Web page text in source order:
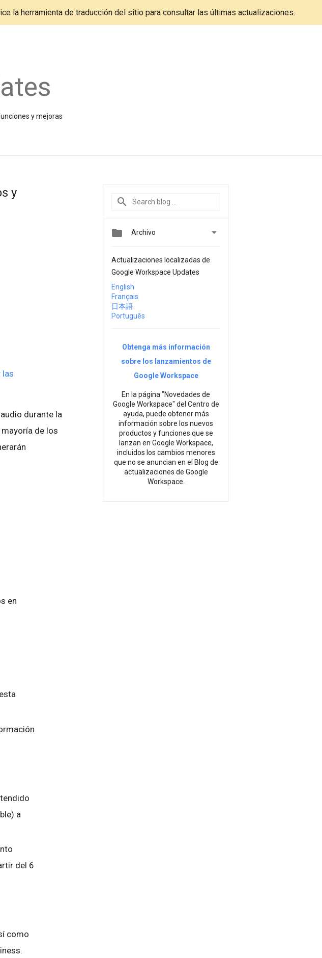
la herramienta de traducción del sitio para consultar las últimas actualizaciones.
y mejoras
y
las
durante la
de los
en
a
del 6
como
 Archivo 
Actualizaciones localizadas de
Google Workspace Updates
English
Français
日本語
Português
Obtenga más información
sobre los lanzamientos de
Google Workspace
En la página "Novedades de
Google Workspace" del Centro de
ayuda, puede obtener más
información sobre los nuevos
productos y funciones que se
lanzan en Google Workspace,
incluidos los cambios menores
que no se anuncian en el Blog de
actualizaciones de Google
Workspace.